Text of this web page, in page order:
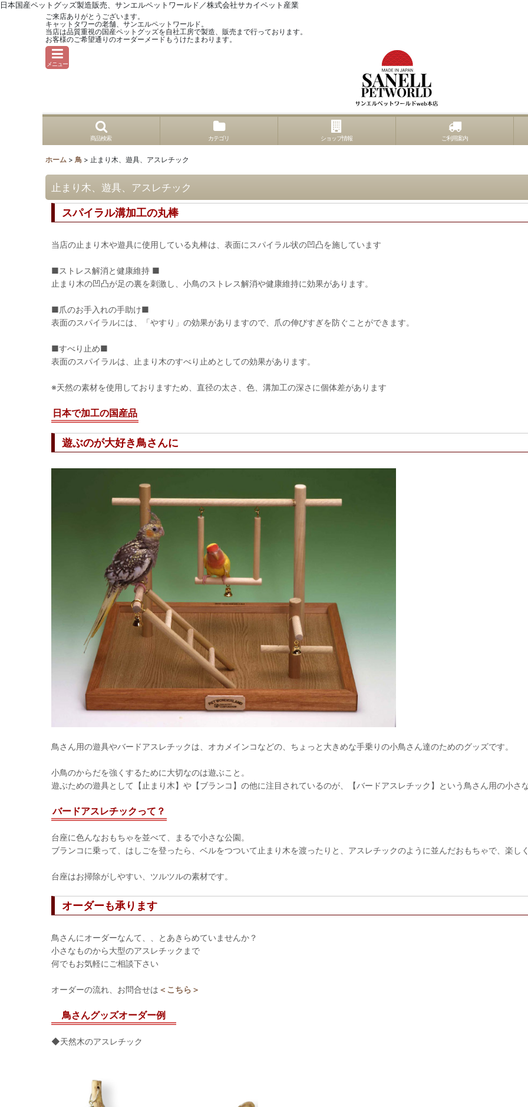
日本国産ペットグッズ製造販売、サンエルペットワールド／株式会社サカイペット産業
ご来店ありがとうございます。
キャットタワーの老舗、サンエルペットワールド。
当店は品質重視の国産ペットグッズを自社工房で製造、販売まで行っております。
お客様のご希望通りのオーダーメードもうけたまわります。
メニュー
商品検索 カテゴリ ショップ情報 ご利用案内
ホーム > 鳥 > 止まり木、遊具、アスレチック
止まり木、遊具、アスレチック
スパイラル溝加工の丸棒
当店の止まり木や遊具に使用している丸棒は、表面にスパイラル状の凹凸を施しています
■ストレス解消と健康維持 ■
止まり木の凹凸が足の裏を刺激し、小鳥のストレス解消や健康維持に効果があります。
■爪のお手入れの手助け■
表面のスパイラルには、「やすり」の効果がありますので、爪の伸びすぎを防ぐことができます。
■すべり止め■
表面のスパイラルは、止まり木のすべり止めとしての効果があります。
※天然の素材を使用しておりますため、直径の太さ、色、溝加工の深さに個体差があります
日本で加工の国産品
遊ぶのが大好き鳥さんに
鳥さん用の遊具やバードアスレチックは、オカメインコなどの、ちょっと大きめな手乗りの小鳥さん達のためのグッズです。
小鳥のからだを強くするために大切なのは遊ぶこと。
遊ぶための遊具として【止まり木】や【ブランコ】の他に注目されているのが、【バードアスレチック】という鳥さん用の小さ
バードアスレチックって？
台座に色んなおもちゃを並べて、まるで小さな公園。
ブランコに乗って、はしごを登ったら、ベルをつついて止まり木を渡ったりと、アスレチックのように並んだおもちゃで、楽し
台座はお掃除がしやすい、ツルツルの素材です。
オーダーも承ります
鳥さんにオーダーなんて、、とあきらめていませんか？
小さなものから大型のアスレチックまで
何でもお気軽にご相談下さい
オーダーの流れ、お問合せは ＜こちら＞
鳥さんグッズオーダー例
◆天然木のアスレチック